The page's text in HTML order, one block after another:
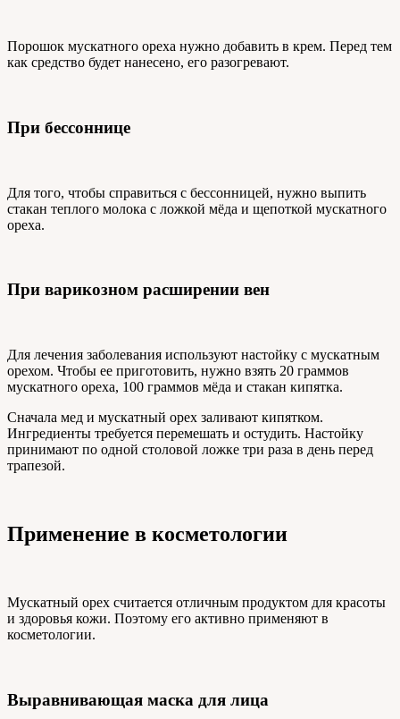
Порошок мускатного ореха нужно добавить в крем. Перед тем
как средство будет нанесено, его разогревают.
При бессоннице
Для того, чтобы справиться с бессонницей, нужно выпить
стакан теплого молока с ложкой мёда и щепоткой мускатного
ореха.
При варикозном расширении вен
Для лечения заболевания используют настойку с мускатным
орехом. Чтобы ее приготовить, нужно взять 20 граммов
мускатного ореха, 100 граммов мёда и стакан кипятка.
Сначала мед и мускатный орех заливают кипятком.
Ингредиенты требуется перемешать и остудить. Настойку
принимают по одной столовой ложке три раза в день перед
трапезой.
Применение в косметологии
Мускатный орех считается отличным продуктом для красоты
и здоровья кожи. Поэтому его активно применяют в
косметологии.
Выравнивающая маска для лица